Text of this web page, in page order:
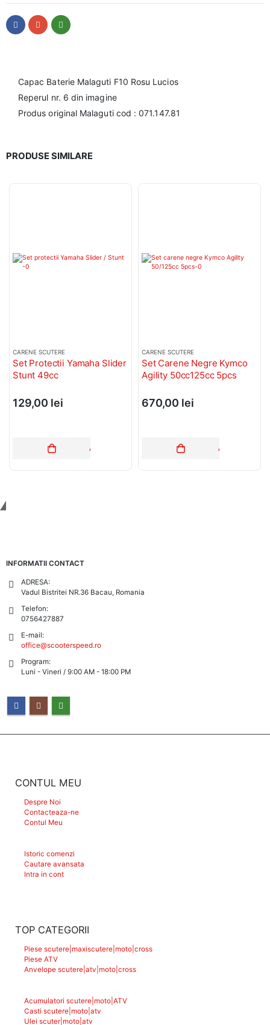
Capac Baterie Malaguti F10 Rosu Lucios
Reperul nr. 6 din imagine
Produs original Malaguti cod : 071.147.81
PRODUSE SIMILARE
CARENE SCUTERE
Set Protectii Yamaha Slider
Stunt 49cc
129,00 lei
ADAUGĂ ÎN COȘ
CARENE SCUTERE
Set Carene Negre Kymco
Agility 50cc125cc 5pcs
670,00 lei
ADAUGĂ ÎN
INFORMATII CONTACT
ADRESA:
Vadul Bistritei NR.36 Bacau, Romania
Telefon:
0756427887
E-mail:
office@scooterspeed.ro
Program:
Luni - Vineri / 9:00 AM - 18:00 PM
CONTUL MEU
Despre Noi
Contacteaza-ne
Contul Meu
Istoric comenzi
Cautare avansata
Intra in cont
TOP CATEGORII
Piese scutere|maxiscutere|moto|cross
Piese ATV
Anvelope scutere|atv|moto|cross
Acumulatori scutere|moto|ATV
Casti scutere|moto|atv
Ulei scuter|moto|atv